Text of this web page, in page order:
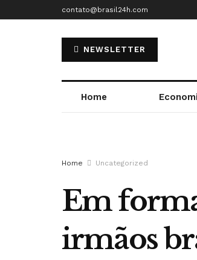
contato@brasil24h.com
NEWSLETTER
Home
Home Uncategorized
Em
irmãos